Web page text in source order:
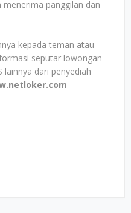
panggilan dan
kepada teman atau
seputar lowongan
lainnya dari penyediah